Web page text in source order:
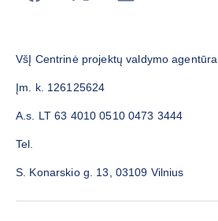
VšĮ Centrinė projektų valdymo agentūra
Įm. k. 126125624
A.s. LT 63 4010 0510 0473 3444
Tel.
S. Konarskio g. 13, 03109 Vilnius